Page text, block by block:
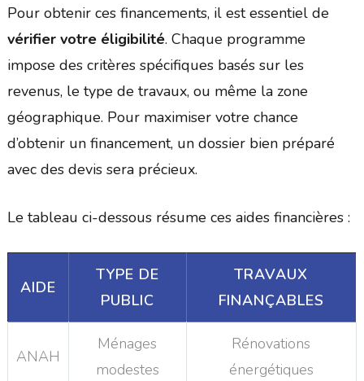
Pour obtenir ces financements, il est essentiel de
vérifier votre éligibilité. Chaque programme
impose des critères spécifiques basés sur les
revenus, le type de travaux, ou même la zone
géographique. Pour maximiser votre chance
d’obtenir un financement, un dossier bien préparé
avec des devis sera précieux.
Le tableau ci-dessous résume ces aides financières :
AIDE
TYPE DE
PUBLIC
TRAVAUX
FINANÇABLES
ANAH
Ménages
modestes
Rénovations
énergétiques